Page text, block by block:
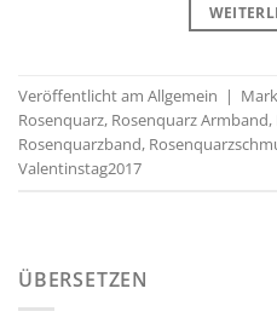
Veröffentlicht am Allgemein |
Rosenquarz, Rosenquarz Armband,
Rosenquarzband,
Valentinstag2017
ÜBERSETZEN